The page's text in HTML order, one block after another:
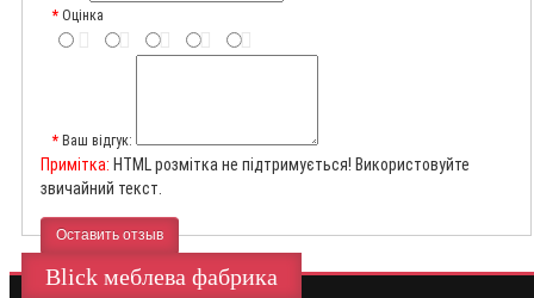
Оцінка
Ваш відгук:
Примітка: HTML розмітка не підтримується! Використовуйте
звичайний текст.
Оставить отзыв
Blick меблева фабрика